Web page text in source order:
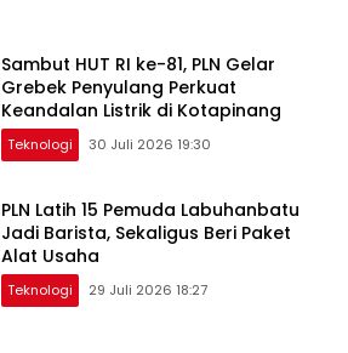
Sambut HUT RI ke-81, PLN Gelar
Grebek Penyulang Perkuat
Keandalan Listrik di Kotapinang
Teknologi 30 Juli 2026 19:30
PLN Latih 15 Pemuda Labuhanbatu
Jadi Barista, Sekaligus Beri Paket
Alat Usaha
Teknologi 29 Juli 2026 18:27